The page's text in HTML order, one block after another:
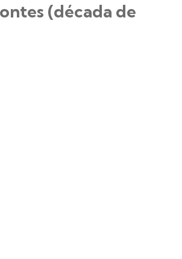
(década de